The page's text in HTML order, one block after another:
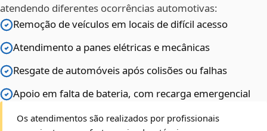
atendendo diferentes ocorrências automotivas:
Remoção de veículos em locais de difícil acesso
Atendimento a panes elétricas e mecânicas
Resgate de automóveis após colisões ou falhas
Apoio em falta de bateria, com recarga emergencial
Os atendimentos são realizados por profissionais